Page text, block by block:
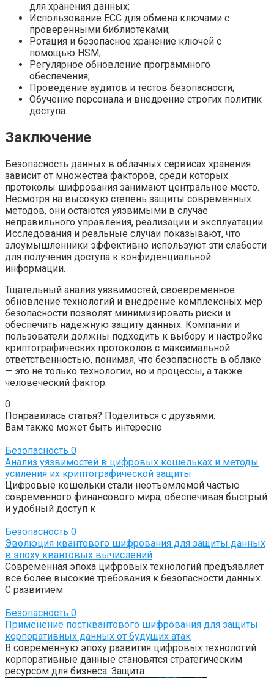
для хранения данных;
Использование ECC для обмена ключами с
проверенными библиотеками;
Ротация и безопасное хранение ключей с
помощью HSM;
Регулярное обновление программного
обеспечения;
Проведение аудитов и тестов безопасности;
Обучение персонала и внедрение строгих политик
доступа.
Заключение
Безопасность данных в облачных сервисах хранения
зависит от множества факторов, среди которых
протоколы шифрования занимают центральное место.
Несмотря на высокую степень защиты современных
методов, они остаются уязвимыми в случае
неправильного управления, реализации и эксплуатации.
Исследования и реальные случаи показывают, что
злоумышленники эффективно используют эти слабости
для получения доступа к конфиденциальной
информации.
Тщательный анализ уязвимостей, своевременное
обновление технологий и внедрение комплексных мер
безопасности позволят минимизировать риски и
обеспечить надежную защиту данных. Компании и
пользователи должны подходить к выбору и настройке
криптографических протоколов с максимальной
ответственностью, понимая, что безопасность в облаке
— это не только технологии, но и процессы, а также
человеческий фактор.
0
Понравилась статья? Поделиться с друзьями:
Вам также может быть интересно
Безопасность 0
Анализ уязвимостей в цифровых кошельках и методы
усиления их криптографической защиты
Цифровые кошельки стали неотъемлемой частью
современного финансового мира, обеспечивая быстрый
и удобный доступ к
Безопасность 0
Эволюция квантового шифрования для защиты данных
в эпоху квантовых вычислений
Современная эпоха цифровых технологий предъявляет
все более высокие требования к безопасности данных.
С развитием
Безопасность 0
Применение постквантового шифрования для защиты
корпоративных данных от будущих атак
В современную эпоху развития цифровых технологий
корпоративные данные становятся стратегическим
ресурсом для бизнеса. Защита